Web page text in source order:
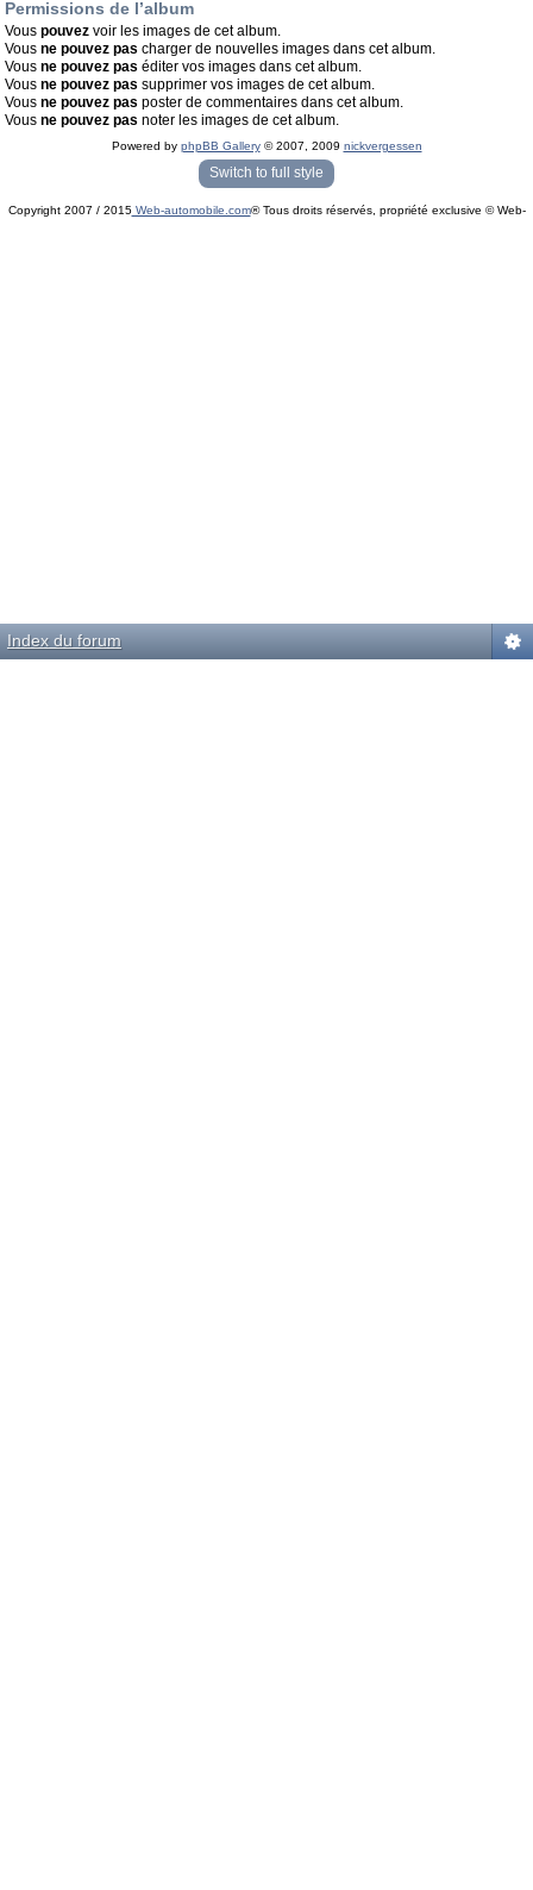
Permissions de l’album
Vous pouvez voir les images de cet album.
Vous ne pouvez pas charger de nouvelles images dans cet album.
Vous ne pouvez pas éditer vos images dans cet album.
Vous ne pouvez pas supprimer vos images de cet album.
Vous ne pouvez pas poster de commentaires dans cet album.
Vous ne pouvez pas noter les images de cet album.
Powered by phpBB Gallery© 2007, 2009 nickvergessen
« phpBB Gallery » - Traduction française par
darky
Switch to full style
Copyright 2007 / 2015Web-automobile.com® Tous droits réservés, propriété exclusive © Web-
Index du forum